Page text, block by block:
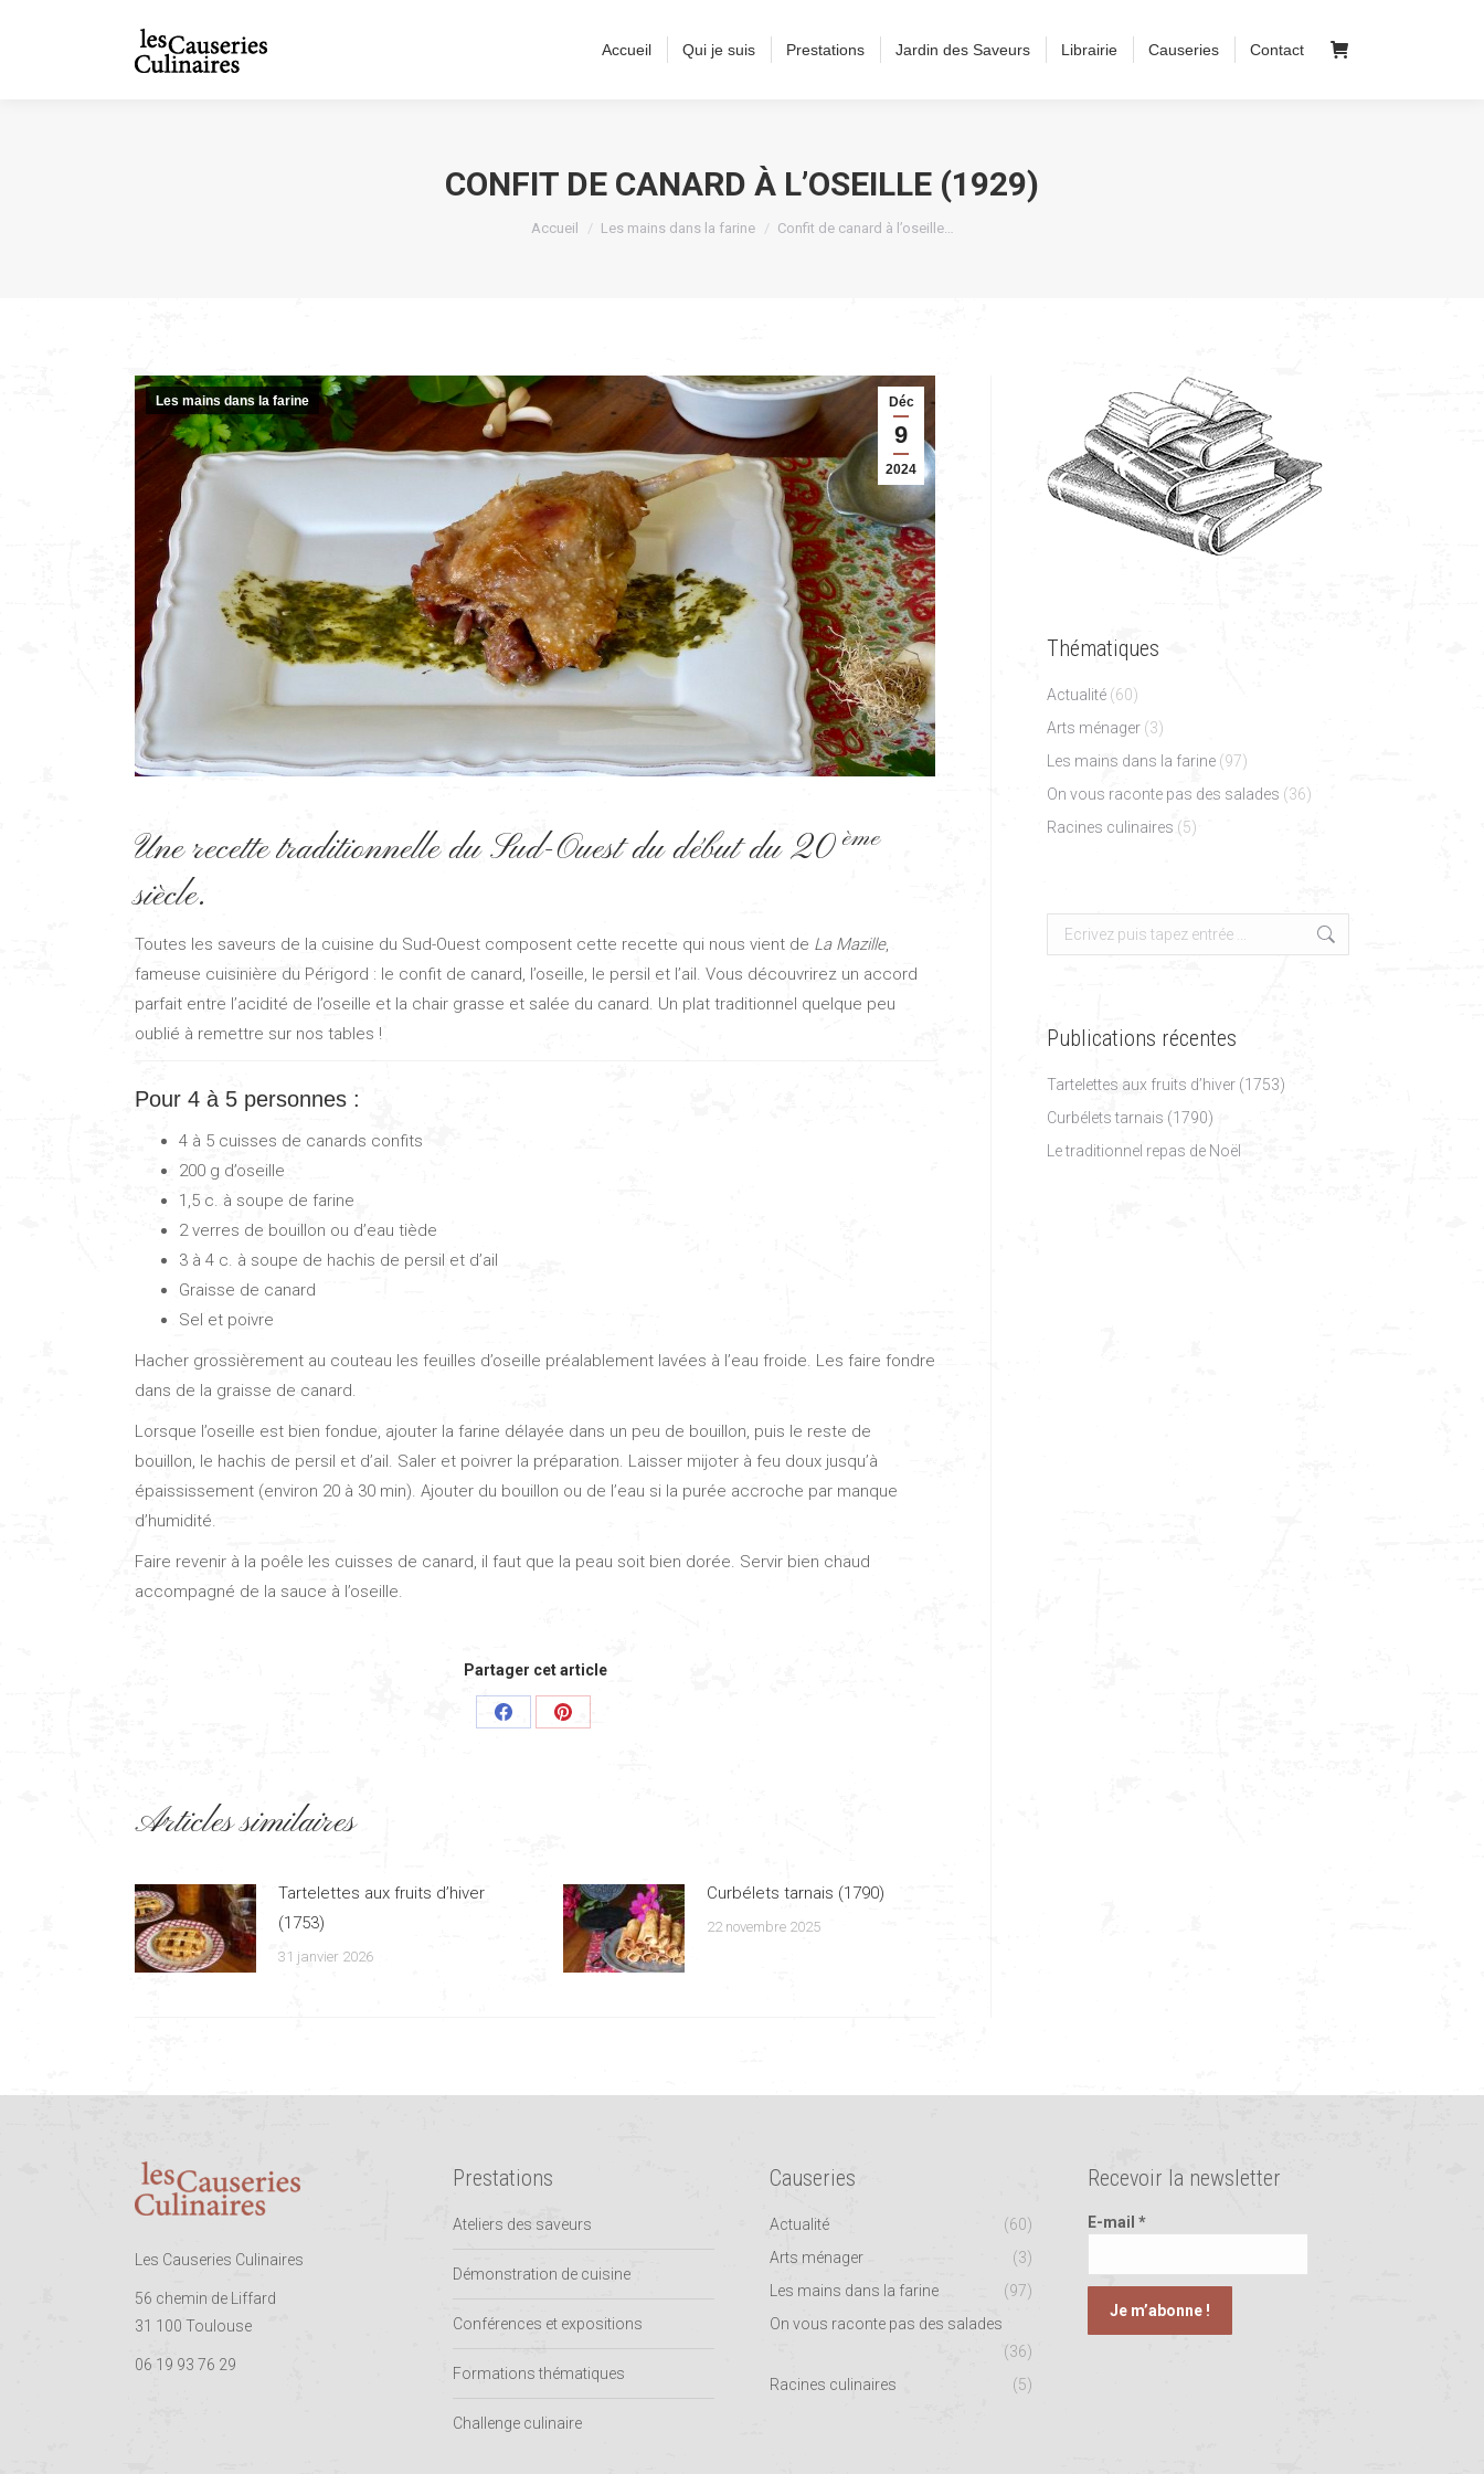
Accueil Qui je suis Prestations Jardin des Saveurs Librairie Causeries Contact
CONFIT DE CANARD À L’OSEILLE (1929)
Vous êtes ici :
Accueil Les mains dans la farine Confit de canard à l’oseille…
Déc
9
2024
Les mains dans la farine
Une recette traditionnelle du Sud-Ouest du début du 20 ème
siècle.
Toutes les saveurs de la cuisine du Sud-Ouest composent cette recette qui nous vient de La Mazille,
fameuse cuisinière du Périgord : le confit de canard, l’oseille, le persil et l’ail. Vous découvrirez un accord
parfait entre l’acidité de l’oseille et la chair grasse et salée du canard. Un plat traditionnel quelque peu
oublié à remettre sur nos tables !
Pour 4 à 5 personnes :
4 à 5 cuisses de canards confits
200 g d’oseille
1,5 c. à soupe de farine
2 verres de bouillon ou d’eau tiède
3 à 4 c. à soupe de hachis de persil et d’ail
Graisse de canard
Sel et poivre
Hacher grossièrement au couteau les feuilles d’oseille préalablement lavées à l’eau froide. Les faire fondre
dans de la graisse de canard.
Lorsque l’oseille est bien fondue, ajouter la farine délayée dans un peu de bouillon, puis le reste de
bouillon, le hachis de persil et d’ail. Saler et poivrer la préparation. Laisser mijoter à feu doux jusqu’à
épaississement (environ 20 à 30 min). Ajouter du bouillon ou de l’eau si la purée accroche par manque
d’humidité.
Faire revenir à la poêle les cuisses de canard, il faut que la peau soit bien dorée. Servir bien chaud
accompagné de la sauce à l’oseille.
Partager cet article
Share
Share
Articles similaires
Tartelettes aux fruits d’hiver
(1753)
31 janvier 2026
Curbélets tarnais (1790)
22 novembre 2025
Thématiques
Actualité (60)
Arts ménager (3)
Les mains dans la farine (97)
On vous raconte pas des salades (36)
Racines culinaires (5)
Search:
Publications récentes
Tartelettes aux fruits d’hiver (1753)
Curbélets tarnais (1790)
Le traditionnel repas de Noël
Les Causeries Culinaires
56 chemin de Liffard
31 100 Toulouse
06 19 93 76 29
Prestations
Ateliers des saveurs
Démonstration de cuisine
Conférences et expositions
Formations thématiques
Challenge culinaire
Causeries
Actualité
(60)
Arts ménager
(3)
Les mains dans la farine
(97)
On vous raconte pas des salades
(36)
Racines culinaires
(5)
Recevoir la newsletter
E-mail *